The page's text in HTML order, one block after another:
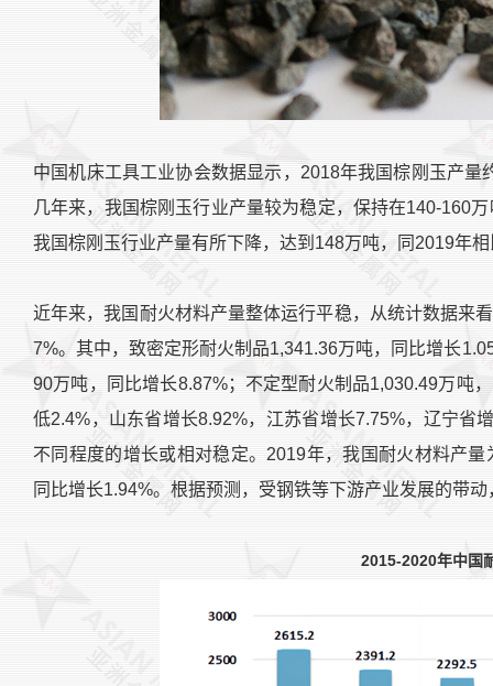
中国机床工具工业协会数据显示，2018年我国棕刚玉产
几年来，我国棕刚玉行业产量较为稳定，保持在140-160
我国棕刚玉行业产量有所下降，达到148万吨，同2019年
近年来，我国耐火材料产量整体运行平稳，从统计数据来
7%。其中，致密定形耐火制品1,341.36万吨，同比增长
90万吨，同比增长8.87%；不定型耐火制品1,030.49万吨
低2.4%，山东省增长8.92%，江苏省增长7.75%，辽宁省
不同程度的增长或相对稳定。2019年，我国耐火材料产
同比增长1.94%。根据预测，受钢铁等下游产业发展的带
2015-2020年中国